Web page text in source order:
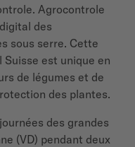
. Agrocontrole
des
sous serre. Cette
Suisse est unique en
de légumes et de
des plantes.
des grandes
(VD) pendant deux